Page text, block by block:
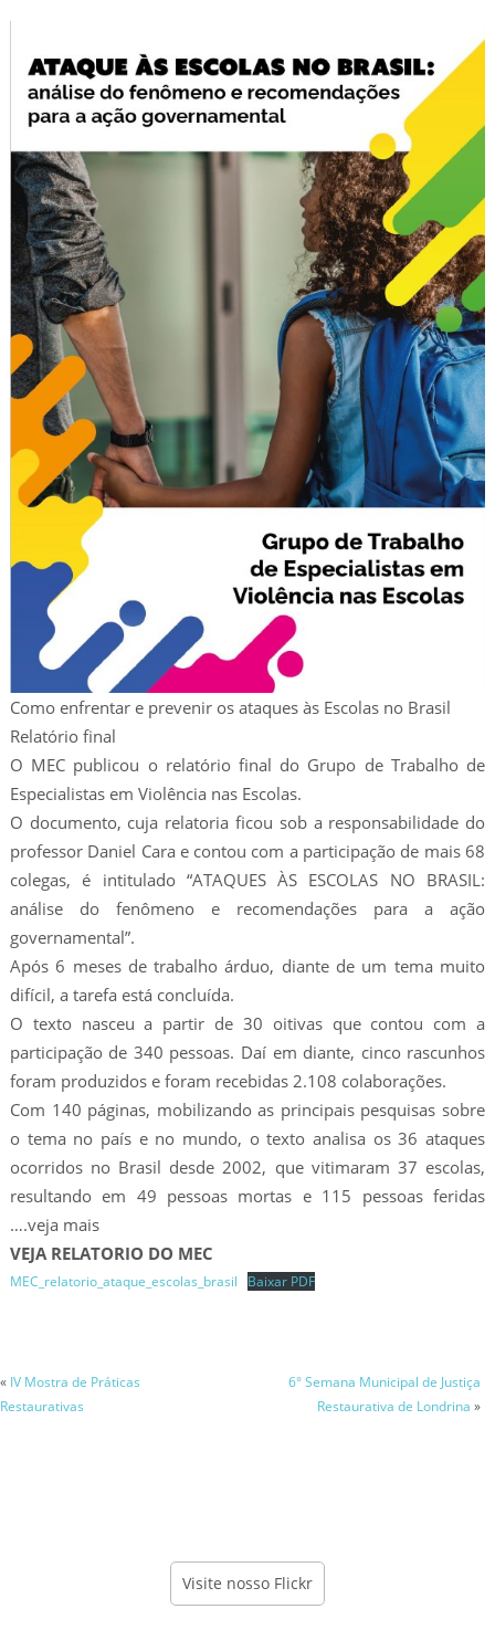
Como enfrentar e prevenir os ataques às Escolas no Brasil
Relatório final
O MEC publicou o relatório final do Grupo de Trabalho de
Especialistas em Violência nas Escolas.
O documento, cuja relatoria ficou sob a responsabilidade do
professor Daniel Cara e contou com a participação de mais 68
colegas, é intitulado “ATAQUES ÀS ESCOLAS NO BRASIL:
análise do fenômeno e recomendações para a ação
governamental”.
Após 6 meses de trabalho árduo, diante de um tema muito
difícil, a tarefa está concluída.
O texto nasceu a partir de 30 oitivas que contou com a
participação de 340 pessoas. Daí em diante, cinco rascunhos
foram produzidos e foram recebidas 2.108 colaborações.
Com 140 páginas, mobilizando as principais pesquisas sobre
o tema no país e no mundo, o texto analisa os 36 ataques
ocorridos no Brasil desde 2002, que vitimaram 37 escolas,
resultando em 49 pessoas mortas e 115 pessoas feridas
….veja mais
VEJA RELATORIO DO MEC
MEC_relatorio_ataque_escolas_brasil Baixar PDF
« IV Mostra de Práticas
Restaurativas
6° Semana Municipal de Justiça
Restaurativa de Londrina »
Visite nosso Flickr